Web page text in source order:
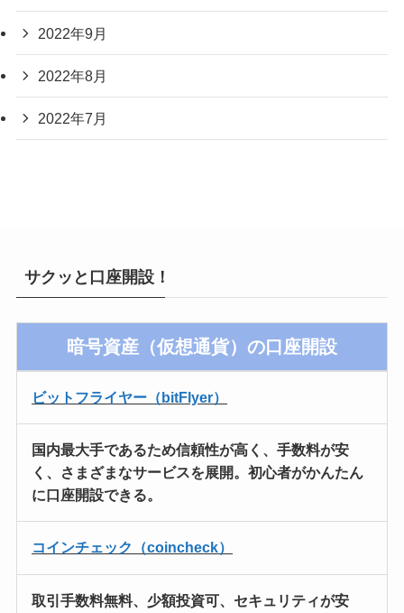
2022年9月
2022年8月
2022年7月
サクッと口座開設！
暗号資産（仮想通貨）の口座開設
ビットフライヤー（bitFlyer）
国内最大手であるため信頼性が高く、手数料が安
く 、さまざまなサービスを展開。初心者がかんたん
に口座開設できる。
コインチェック（coincheck）
取引手数料無料、 少額投資可、 セキュリティが安